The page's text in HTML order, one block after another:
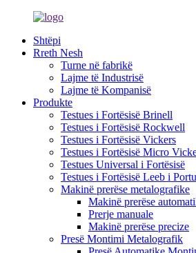
Shtëpi
Rreth Nesh
Turne në fabrikë
Lajme të Industrisë
Lajme të Kompanisë
Produkte
Testues i Fortësisë Brinell
Testues i Fortësisë Rockwell
Testues i Fortësisë Vickers
Testues i Fortësisë Micro
Testues Universal i Fortësisë
Testues i Fortësisë Leeb i
Makinë prerëse metalografike
Makinë prerëse
Prerje manuale
Makinë prerëse precize
Presë Montimi Metalografik